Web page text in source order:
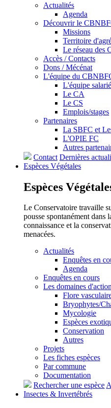
Actualités
Agenda
Découvrir le
Missions
Territoire
Le réseau des
Accès / Contacts
Dons / Mécénat
L'équipe du
L'équipe
Le CA
Le CS
Emplois/stages
Partenaires
La SBFC et
L'OPIE FC
Autres
Contact Dernières
Espèces Végétales
Espèces
Le Conservatoire travaille
pousse spontanément dans
connaissance et la
menacées.
Actualités
Enquêtes en
Agenda
Enquêtes en cours
Les domaines
Flore
Bryophytes/
Mycologie
Espèces
Conservation
Autres
Projets
Les fiches espèces
Par commune
Documentation
Rechercher une espèce
Insectes & Invertébrés